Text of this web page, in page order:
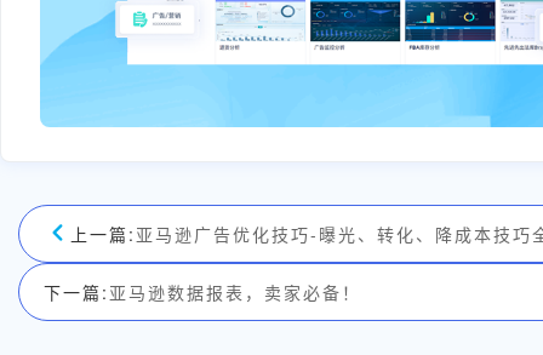
上一篇: 亚马逊广告优化技巧-曝光、转化、降成本技巧
下一篇: 亚马逊数据报表，卖家必备！